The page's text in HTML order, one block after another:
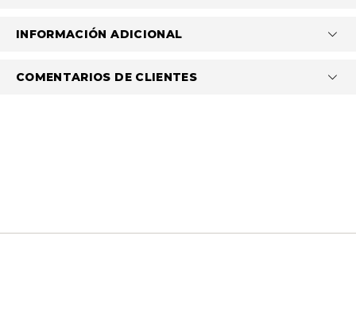
INFORMACIÓN ADICIONAL
COMENTARIOS DE CLIENTES